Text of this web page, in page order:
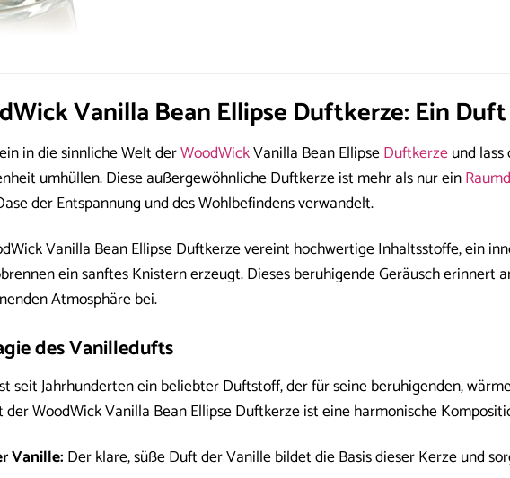
Vanilla Bean Ellipse Duftkerze: Ein
in die sinnliche Welt derWoodWickVanilla Bean EllipseDuftkerzeund lass
umhüllen. Diese außergewöhnliche Duftkerze ist mehr als nur ein
der Entspannung und des Wohlbefindens verwandelt.
Vanilla Bean Ellipse Duftkerze vereint hochwertige Inhaltsstoffe, ein
ein sanftes Knistern erzeugt. Dieses beruhigende Geräusch
Atmosphäre bei.
des Vanilledufts
seit Jahrhunderten ein beliebter Duftstoff, der für seine beruhigenden,
der WoodWick Vanilla Bean Ellipse Duftkerze ist eine harmonische
Vanille: Der klare, süße Duft der Vanille bildet die Basis dieser Kerze und